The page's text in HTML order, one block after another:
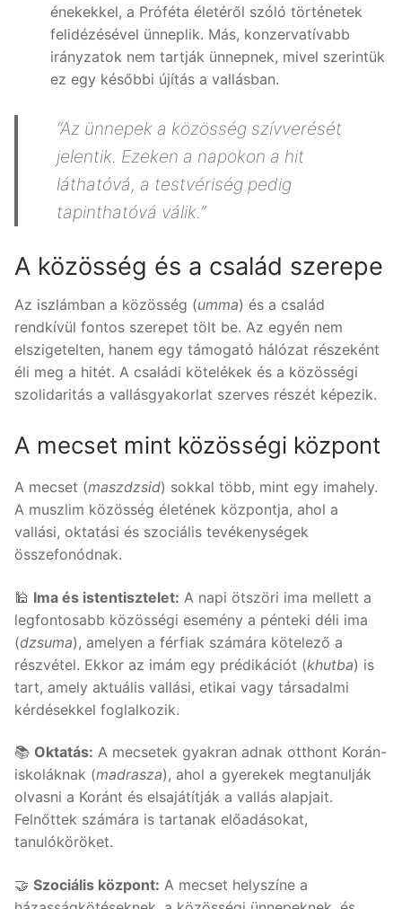
énekekkel, a Próféta életéről szóló történetek
felidézésével ünneplik. Más, konzervatívabb
irányzatok nem tartják ünnepnek, mivel szerintük
ez egy későbbi újítás a vallásban.
“Az ünnepek a közösség szívverését
jelentik. Ezeken a napokon a hit
láthatóvá, a testvériség pedig
tapinthatóvá válik.”
A közösség és a család szerepe
Az iszlámban a közösség (umma) és a család
rendkívül fontos szerepet tölt be. Az egyén nem
elszigetelten, hanem egy támogató hálózat részeként
éli meg a hitét. A családi kötelékek és a közösségi
szolidaritás a vallásgyakorlat szerves részét képezik.
A mecset mint közösségi központ
A mecset (maszdzsid) sokkal több, mint egy imahely.
A muszlim közösség életének központja, ahol a
vallási, oktatási és szociális tevékenységek
összefonódnak.
🕌 Ima és istentisztelet: A napi ötszöri ima mellett a
legfontosabb közösségi esemény a pénteki déli ima
(dzsuma), amelyen a férfiak számára kötelező a
részvétel. Ekkor az imám egy prédikációt (khutba) is
tart, amely aktuális vallási, etikai vagy társadalmi
kérdésekkel foglalkozik.
📚 Oktatás: A mecsetek gyakran adnak otthont Korán-
iskoláknak (madrasza), ahol a gyerekek megtanulják
olvasni a Koránt és elsajátítják a vallás alapjait.
Felnőttek számára is tartanak előadásokat,
tanulóköröket.
🤝 Szociális központ: A mecset helyszíne a